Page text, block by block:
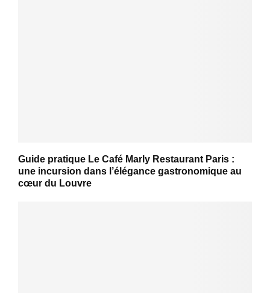
Guide pratique Le Café Marly Restaurant Paris :
une incursion dans l’élégance gastronomique au
cœur du Louvre